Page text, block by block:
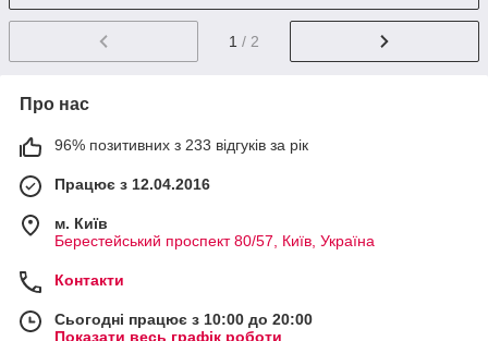
1 / 2
Про нас
96% позитивних з 233 відгуків за рік
Працює з 12.04.2016
м. Київ
Берестейський проспект 80/57, Київ, Україна
Контакти
Сьогодні працює з 10:00 до 20:00
Показати весь графік роботи